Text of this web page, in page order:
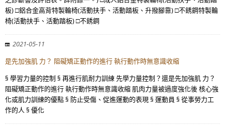
板) □鋁合金高背特製輪椅(活動扶手、活動踏板、升撥腳靠) □不銹鋼特製輪
椅(活動扶手、活動踏板) □不銹鋼
2021-05-11
是先加強肌 力？ 阻礙矯正動作的進行 執行動作時無意識收縮
§ 學習力量的控制 § 再進行肌耐力訓練 先學力量控制？還是先加強肌 力？
阻礙矯正動作的進行 執行動作時無意識收縮 肌肉力量被過度強化後 核心強
化或肌力訓練的優點 § 防止受傷、促進運動的表現 § 運動員 § 從事勞力工
作的人 § 優化